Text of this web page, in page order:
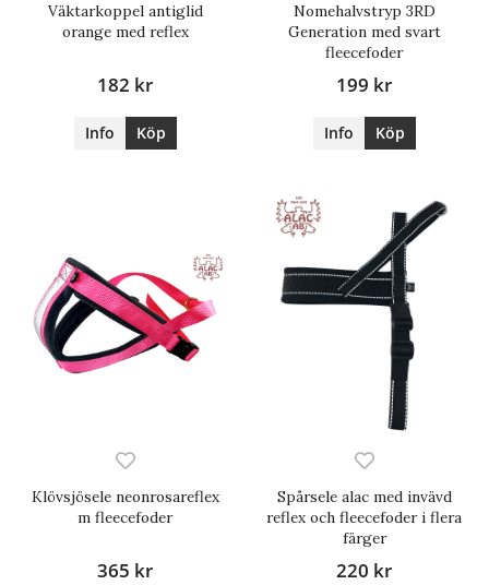
Väktarkoppel antiglid
orange med reflex
182 kr
Info Köp
Nomehalvstryp 3RD
Generation med svart
fleecefoder
199 kr
Info Köp
Klövsjösele neonrosareflex
m fleecefoder
365 kr
Spårsele alac med invävd
reflex och fleecefoder i flera
färger
220 kr